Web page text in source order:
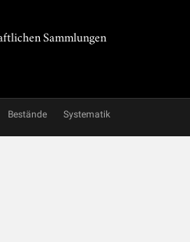
Sammlungen
Bestände Systematik